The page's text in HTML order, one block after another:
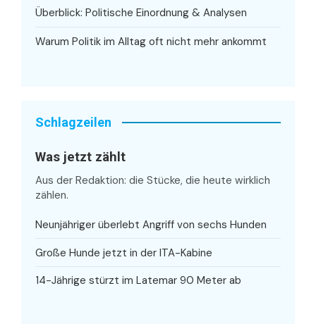
Überblick: Politische Einordnung & Analysen
Warum Politik im Alltag oft nicht mehr ankommt
Schlagzeilen
Was jetzt zählt
Aus der Redaktion: die Stücke, die heute wirklich
zählen.
Neunjähriger überlebt Angriff von sechs Hunden
Große Hunde jetzt in der ITA-Kabine
14-Jährige stürzt im Latemar 90 Meter ab